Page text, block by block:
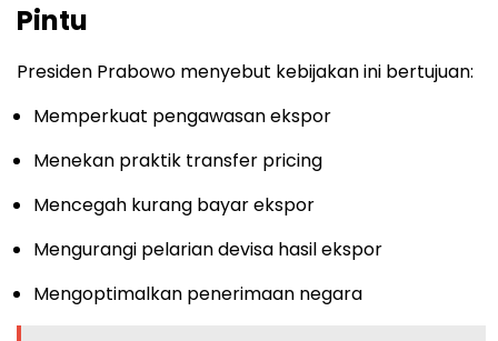
Pintu
Presiden Prabowo menyebut kebijakan ini bertujuan:
Memperkuat pengawasan ekspor
Menekan praktik transfer pricing
Mencegah kurang bayar ekspor
Mengurangi pelarian devisa hasil ekspor
Mengoptimalkan penerimaan negara